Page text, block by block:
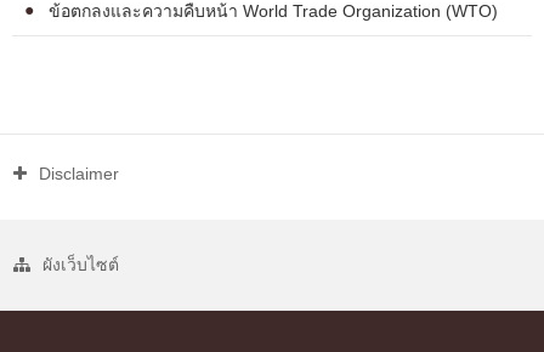
ข้อตกลงและความคืบหน้า World Trade Organization (WTO)
Disclaimer
ผังเว็บไซต์